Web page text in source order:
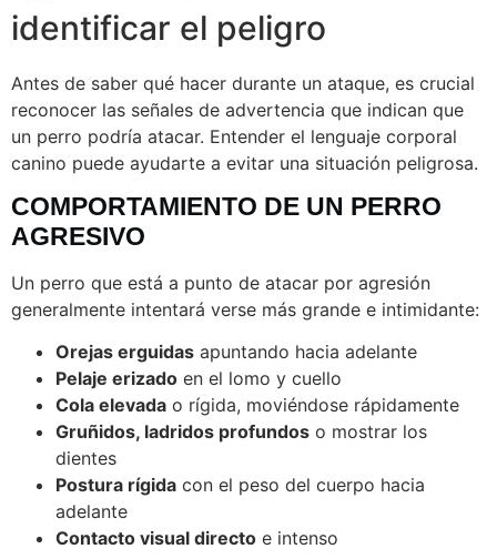
identificar el peligro
Antes de saber qué hacer durante un ataque, es crucial
reconocer las señales de advertencia que indican que
un perro podría atacar. Entender el lenguaje corporal
canino puede ayudarte a evitar una situación peligrosa.
COMPORTAMIENTO DE UN PERRO
AGRESIVO
Un perro que está a punto de atacar por agresión
generalmente intentará verse más grande e intimidante:
Orejas erguidas apuntando hacia adelante
Pelaje erizado en el lomo y cuello
Cola elevada o rígida, moviéndose rápidamente
Gruñidos, ladridos profundos o mostrar los
dientes
Postura rígida con el peso del cuerpo hacia
adelante
Contacto visual directo e intenso